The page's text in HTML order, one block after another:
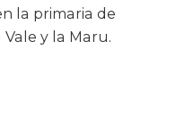
la primaria de
y la Maru.